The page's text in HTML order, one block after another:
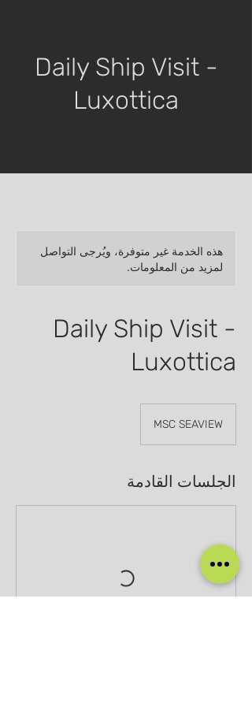
Daily Ship Visit -
Luxottica
هذه الخدمة غير متوفرة، ويُرجى التواصل
لمزيد من المعلومات.
Daily Ship Visit -
Luxottica
MSC SEAVIEW
الجلسات القادمة